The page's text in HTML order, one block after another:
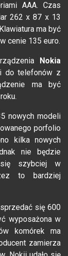
AAA. Czas
262 x 87 x 13
ma być
cenie 135 euro.
Nokia
do telefonów z
ma być
nowych modeli
porfolio
kilka nowych
nie będzie
się szybciej w
to bardziej
się 600
wyposażona w
komórek ma
zamierza